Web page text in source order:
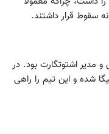
سقوط قرار داشتند.
2004 ماگات مربی و مدیر اشتوتگارت بود. در